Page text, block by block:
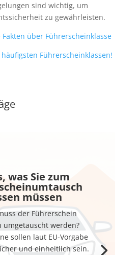
sind wichtig, um
zu gewährleisten.
über Führerscheinklasse
Führerscheinklassen!
was Sie zum
müssen
der Führerschein
umgetauscht werden?
sollen laut EU-Vorgabe
und einheitlich sein.